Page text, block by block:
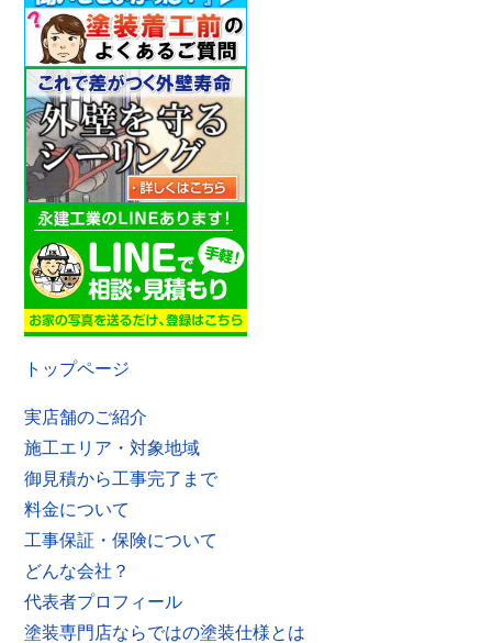
トップページ
実店舗のご紹介
施工エリア・対象地域
御見積から工事完了まで
料金について
工事保証・保険について
どんな会社？
代表者プロフィール
塗装専門店ならではの塗装仕様とは